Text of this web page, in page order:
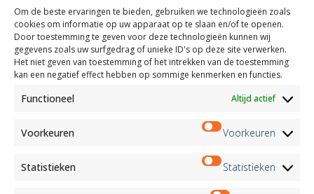
Om de beste ervaringen te bieden, gebruiken we technologieën zoals
cookies om informatie op uw apparaat op te slaan en/of te openen.
Door toestemming te geven voor deze technologieën kunnen wij
gegevens zoals uw surfgedrag of unieke ID's op deze site verwerken.
Het niet geven van toestemming of het intrekken van de toestemming
kan een negatief effect hebben op sommige kenmerken en functies.
Functioneel Altijd actief
Voorkeuren Voorkeuren
Statistieken Statistieken
Werk met ons
Gereserveerd gebied
Certificeringen
M2Net
Child Safety
Customer Information
Information for Candidates
Register Information